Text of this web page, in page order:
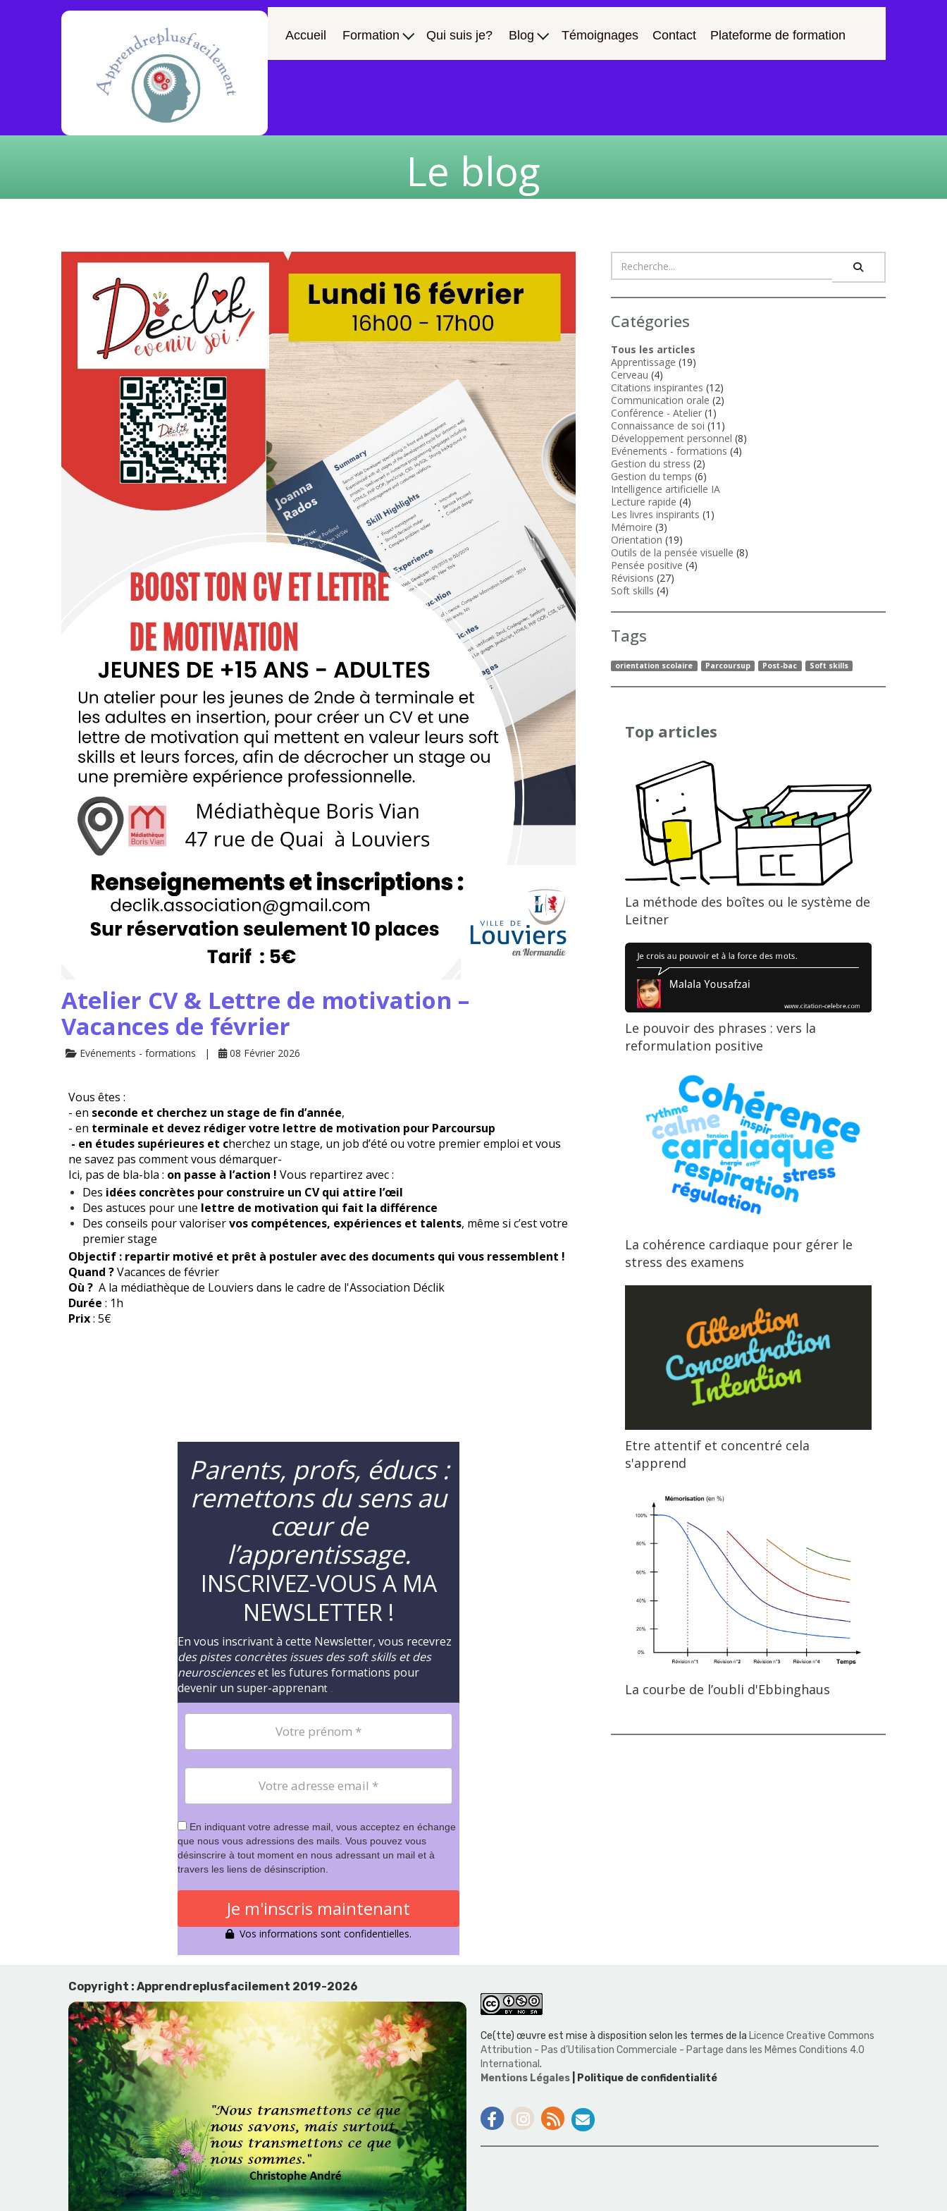
Accueil Formation Qui suis je? Blog Témoignages Contact Plateforme de formation
Le blog
Atelier CV & Lettre de motivation –
Vacances de février
Evénements - formations 08 Février 2026
Vous êtes :
- en seconde et cherchez un stage de fin d’année,
- en terminale et devez rédiger votre lettre de motivation pour Parcoursup
- en études supérieures et cherchez un stage, un job d’été ou votre premier emploi et vous
ne savez pas comment vous démarquer-
Ici, pas de bla-bla : on passe à l’action ! Vous repartirez avec :
Des idées concrètes pour construire un CV qui attire l’œil
Des astuces pour une lettre de motivation qui fait la différence
Des conseils pour valoriservos compétences, expériences et talents, même si c’est votre
premier stage
Objectif : repartir motivé et prêt à postuler avec des documents qui vous ressemblent !
Quand ?Vacances de février
Où ? A la médiathèque de Louviers dans le cadre de l'Association Déclik
Durée : 1h
Prix: 5€
Parents, profs, éducs :
remettons du sens au
cœur de
l’apprentissage.
INSCRIVEZ-VOUS A MA
NEWSLETTER !
En vous inscrivant à cette Newsletter, vous recevrez
des pistes concrètes issues des soft skills et des
neuroscienceset les futures formations pour
devenir un super-apprenant
En indiquant votre adresse mail, vous acceptez en échange
que nous vous adressions des mails. Vous pouvez vous
désinscrire à tout moment en nous adressant un mail et à
travers les liens de désinscription.
Je m'inscris maintenant
Vos informations sont confidentielles.
Catégories
Tous les articles
Apprentissage (19)
Cerveau (4)
Citations inspirantes (12)
Communication orale (2)
Conférence - Atelier (1)
Connaissance de soi (11)
Développement personnel (8)
Evénements - formations (4)
Gestion du stress (2)
Gestion du temps (6)
Intelligence artificielle IA
Lecture rapide (4)
Les livres inspirants (1)
Mémoire (3)
Orientation (19)
Outils de la pensée visuelle (8)
Pensée positive (4)
Révisions (27)
Soft skills (4)
Tags
orientation scolaire Parcoursup Post-bac Soft skills
Top articles
La méthode des boîtes ou le système de
Leitner
Le pouvoir des phrases : vers la
reformulation positive
La cohérence cardiaque pour gérer le
stress des examens
Etre attentif et concentré cela
s'apprend
La courbe de l’oubli d'Ebbinghaus
Copyright : Apprendreplusfacilement 2019-2026
Ce(tte) œuvre est mise à disposition selon les termes de la Licence Creative Commons
Attribution - Pas d’Utilisation Commerciale - Partage dans les Mêmes Conditions 4.0
International .
Mentions Légales
| Politique de confidentialité